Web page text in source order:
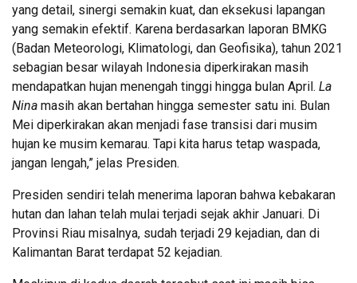
yang detail, sinergi semakin kuat, dan eksekusi lapangan
yang semakin efektif. Karena berdasarkan laporan BMKG
(Badan Meteorologi, Klimatologi, dan Geofisika), tahun 2021
sebagian besar wilayah Indonesia diperkirakan masih
mendapatkan hujan menengah tinggi hingga bulan April. La
Nina masih akan bertahan hingga semester satu ini. Bulan
Mei diperkirakan akan menjadi fase transisi dari musim
hujan ke musim kemarau. Tapi kita harus tetap waspada,
jangan lengah,” jelas Presiden.
Presiden sendiri telah menerima laporan bahwa kebakaran
hutan dan lahan telah mulai terjadi sejak akhir Januari. Di
Provinsi Riau misalnya, sudah terjadi 29 kejadian, dan di
Kalimantan Barat terdapat 52 kejadian.